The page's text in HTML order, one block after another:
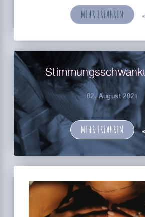
MEHR ERFAHREN
02. August 2021
MEHR ERFAHREN